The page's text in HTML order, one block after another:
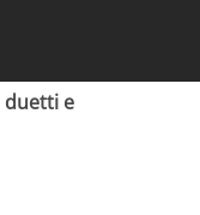
duetti e